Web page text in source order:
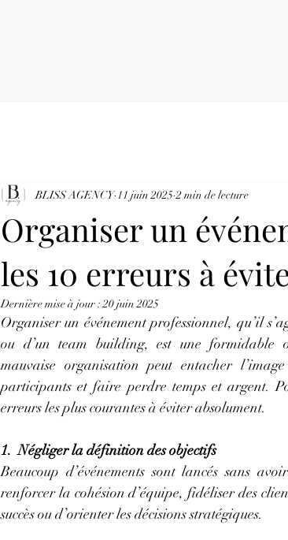
Organiser un
les 10 erreurs à
BLISS AGENCY 11 juin 2025 2 min de lecture
Dernière mise à jour :20 juin 2025
Organiser un événement professionnel, qu’il
ou d’un team building, est une formidable
mauvaise organisation peut entacher
participants et faire perdre temps et argent.
erreurs les plus courantes à éviter absolument.
1.  Négliger la définition des objectifs
Beaucoup d’événements sont lancés sans
renforcer la cohésion d’équipe, fidéliser des
succès ou d’orienter les décisions stratégiques.